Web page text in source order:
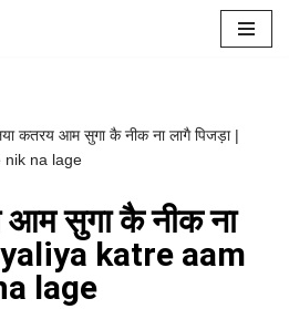
कतरय आम सुगा कै नीक ना लागै पिजड़ा |
nik na lage
आम सुगा कै नीक ना
katre aam
lage